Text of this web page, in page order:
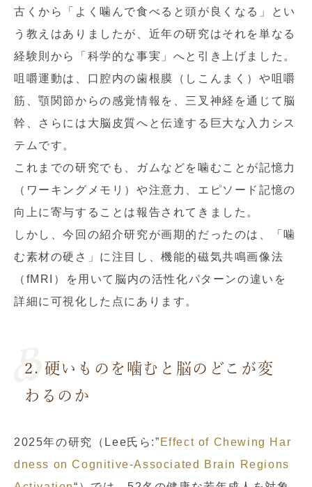
古くから「よく噛んで食べると頭が良くなる」とい
う教えはありましたが、近年の研究はそれを単なる
経験則から「科学的な事実」へと引き上げました。
咀嚼運動は、口腔内の歯根膜（しこんまく）や咀嚼
筋、顎関節からの感覚情報を、三叉神経を通じて脳
幹、さらには大脳皮質へと伝達する巨大な入力シス
テムです。
これまでの研究でも、ガムなどを噛むことが記憶力
（ワーキングメモリ）や注意力、エピソード記憶の
向上に寄与することは報告されてきました。
しかし、今回の紹介研究が画期的だったのは、「噛
む素材の硬さ」に注目し、機能的磁気共鳴画像法
（fMRI）を用いて脳内の活性化パターンの違いを
詳細に可視化した点にあります。
2. 硬いものを噛むと脳のどこが変
わるのか
2025年の研究（Lee氏ら:” Effect of Chewing Har
dness on Cognitive-Associated Brain Regions